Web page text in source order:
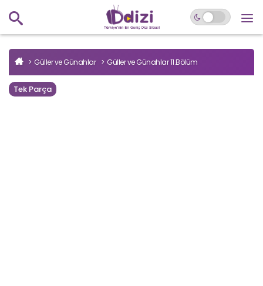
Güller ve Günahlar Güller ve Günahlar 11.Bölüm
Tek Parça